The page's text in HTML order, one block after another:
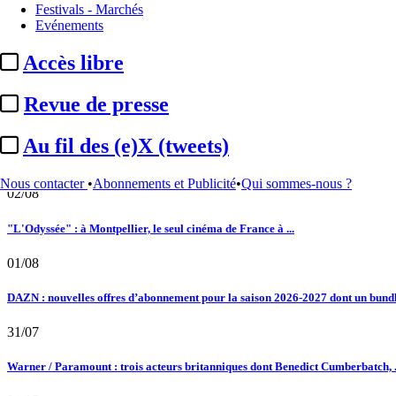
Festivals - Marchés
Evénements
Accès libre
Revue de presse
Au fil des (e)X (tweets)
Nous contacter •Abonnements et Publicité•Qui sommes-nous ?
EssentielTNT / Commission d’enquête :
Le fil actu
02/08
Satellifacts : pause d'été
02/08
"L'Odyssée" : à Montpellier, le seul cinéma de France à ...
01/08
DAZN : nouvelles offres d’abonnement pour la saison 2026-2027 dont un
31/07
Warner / Paramount : trois acteurs britanniques dont Benedict Cumberbatch,